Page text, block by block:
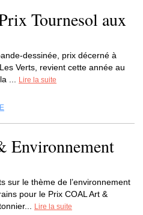
Tournesol aux
dessinée, prix décerné à
Verts, revient cette année au
...
Lire la suite
sur le thème de l’environnement
pour le Prix COAL Art &
Lire la suite